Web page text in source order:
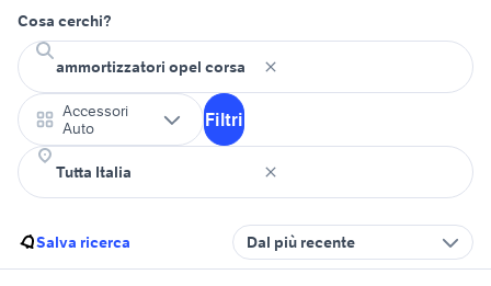
Cosa cerchi?
Accessori
Auto
Filtri
Salva ricerca Dal più recente